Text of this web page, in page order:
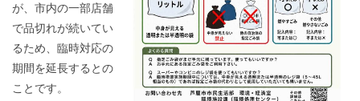
が、市内の一部店舗
で品切れが続いてい
るため、臨時対応の
期間を延長するとの
ことです。